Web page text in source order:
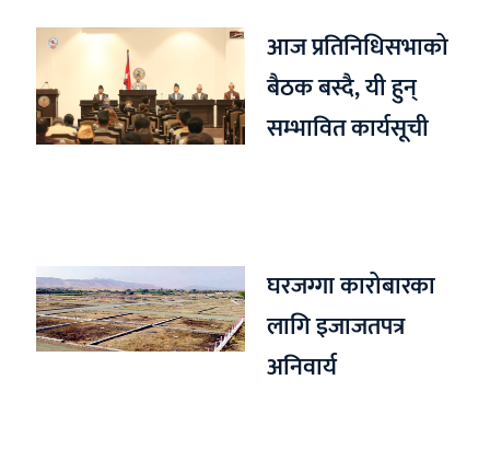
आज प्रतिनिधिसभाको
बैठक बस्दै, यी हुन्
सम्भावित कार्यसूची
घरजग्गा कारोबारका
लागि इजाजतपत्र
अनिवार्य